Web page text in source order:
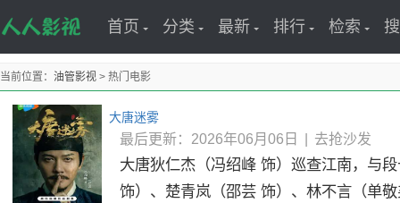
首页 分类 最新 排行 检索
当前位置： 油管影视 > 热门电影
大唐迷雾
最后更新：2026年06月06日 去抢沙发
大唐狄仁杰（冯绍峰 饰）巡查江南，与
饰）、楚青岚（邵芸 饰）、林不言（单